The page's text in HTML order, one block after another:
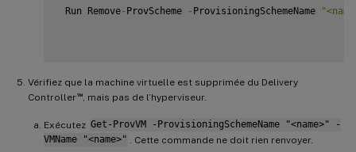
Run Remove- ProvScheme - ProvisioningSchemeName
Vérifiez que la machine virtuelle est supprimée du Delivery
Controller™, mais pas de l’hyperviseur.
Exécutez Get-ProvVM -ProvisioningSchemeName "<name>" -
VMName "<name>"
. Cette commande ne doit rien renvoyer.